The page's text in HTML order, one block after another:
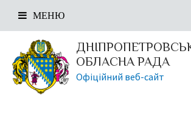
ОБЛАСНА РАДА
Офіційний веб-сайт
МЕНЮ